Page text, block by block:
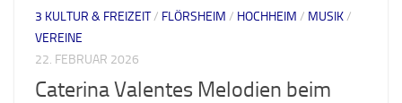
3 KULTUR & FREIZEIT/ FLÖRSHEIM / HOCHHEIM / MUSIK/
VEREINE
22. FEBRUAR 2026
Caterina Valentes Melodien beim